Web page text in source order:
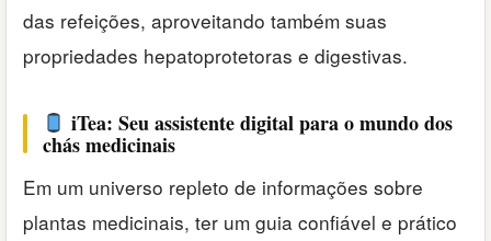
das refeições, aproveitando também suas
propriedades hepatoprotetoras e digestivas.
iTea: Seu assistente digital para o mundo dos
chás medicinais
Em um universo repleto de informações sobre
plantas medicinais, ter um guia confiável e prático